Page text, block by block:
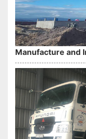
Manufacture and